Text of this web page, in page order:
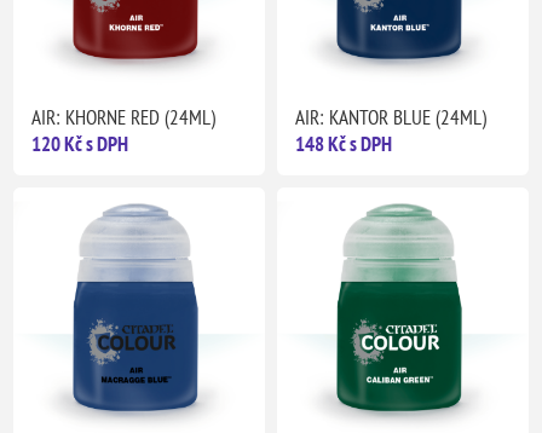
AIR: KHORNE RED (24ML)
120 Kč s DPH
AIR: KANTOR BLUE (24ML)
148 Kč s DPH